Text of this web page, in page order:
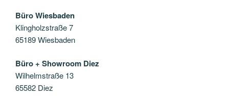
Büro Wiesbaden
Klingholzstraße 7
65189 Wiesbaden
Büro + Showroom Diez
Wilhelmstraße 13
65582 Diez